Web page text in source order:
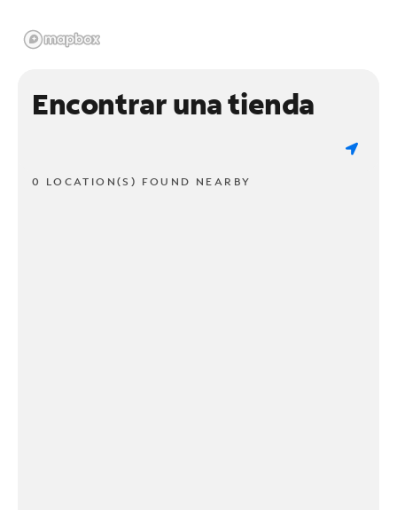
Encontrar una tienda
0 LOCATION(S) FOUND NEARBY